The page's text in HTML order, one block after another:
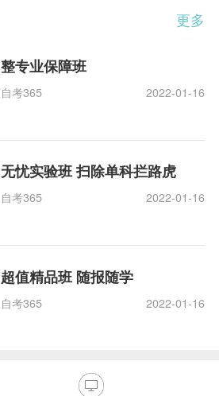
更多
整专业保障班
自考365 2022-01-16
无忧实验班 扫除单科拦路虎
自考365 2022-01-16
超值精品班 随报随学
自考365 2022-01-16